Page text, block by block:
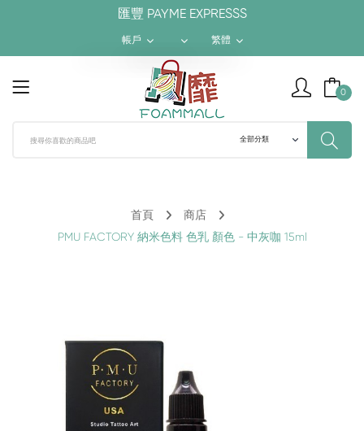
匯豐 PAYME EXPRESSS
帳戶 繁體
繁體
簡体
0
首頁
商店
PMU FACTORY 納米色料 色乳 顏色 - 中灰咖 15ml